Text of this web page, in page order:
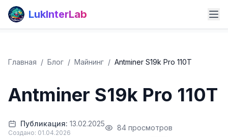
LukInterLab
Главная / Блог / Майнинг / Antminer S19k Pro 110T
Antminer S19k Pro 110T
Публикация: 13.02.2025
Создано: 01.04.2026
84 просмотров